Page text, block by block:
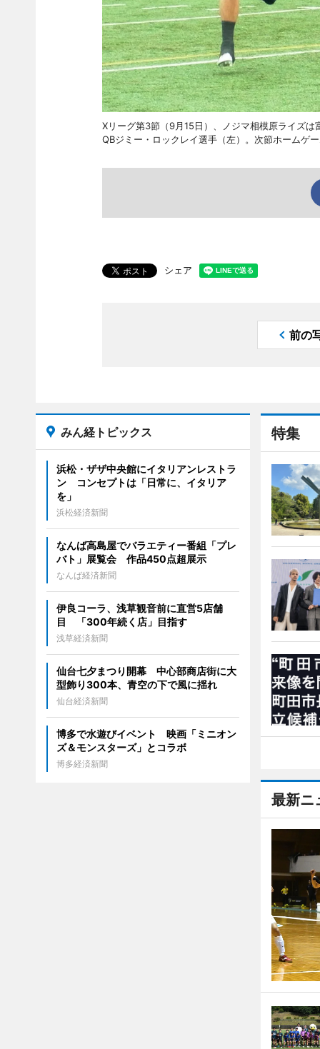
Xリーグ第3節（9月15日）、ノジマ相模原ライズ
QBジミー・ロックレイ選手（左）。次節ホームゲ
シェア
前の
特集
最新ニ
みん経トピックス
浜松・ザザ中央館にイタリアンレストラ
ン コンセプトは「日常に、イタリア
を」
浜松経済新聞
なんば高島屋でバラエティー番組「プレ
バト」展覧会 作品450点超展示
なんば経済新聞
伊良コーラ、浅草観音前に直営5店舗
目 「300年続く店」目指す
浅草経済新聞
仙台七夕まつり開幕 中心部商店街に大
型飾り300本、青空の下で風に揺れ
仙台経済新聞
博多で水遊びイベント 映画「ミニオン
ズ＆モンスターズ」とコラボ
博多経済新聞